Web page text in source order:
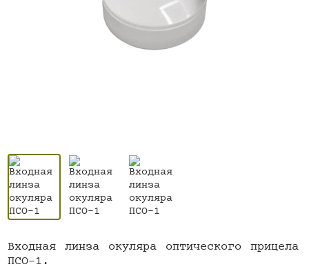
Входная линза окуляра оптического прицела
ПСО-1.